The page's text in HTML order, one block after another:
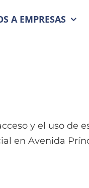
A EMPRESAS
y el uso de
en Avenida